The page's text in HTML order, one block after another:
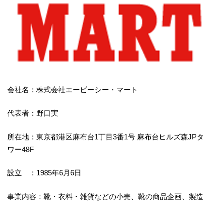
会社名：株式会社エービーシー・マート
代表者：野口実
所在地：東京都港区麻布台1丁目3番1号 麻布台ヒルズ森JPタ
ワー48F
設立 ：1985年6月6日
事業内容：靴・衣料・雑貨などの小売、靴の商品企画、製造